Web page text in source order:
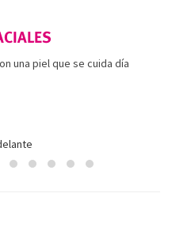
una piel que se cuida día